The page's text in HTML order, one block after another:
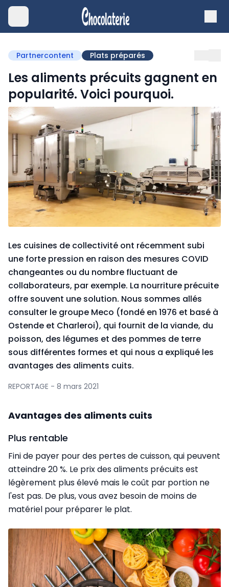
Partnercontent Plats préparés
Les aliments précuits gagnent en
popularité. Voici pourquoi.
Les cuisines de collectivité ont récemment subi
une forte pression en raison des mesures COVID
changeantes ou du nombre fluctuant de
collaborateurs, par exemple. La nourriture précuite
offre souvent une solution. Nous sommes allés
consulter le groupe Meco (fondé en 1976 et basé à
Ostende et Charleroi), qui fournit de la viande, du
poisson, des légumes et des pommes de terre
sous différentes formes et qui nous a expliqué les
avantages des aliments cuits.
REPORTAGE - 8 mars 2021
Avantages des aliments cuits
Plus rentable
Fini de payer pour des pertes de cuisson, qui peuvent
atteindre 20 %. Le prix des aliments précuits est
légèrement plus élevé mais le coût par portion ne
l'est pas. De plus, vous avez besoin de moins de
matériel pour préparer le plat.